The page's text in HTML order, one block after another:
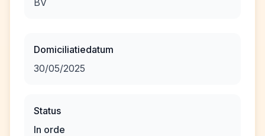
BV
Domiciliatiedatum
30/05/2025
Status
In orde